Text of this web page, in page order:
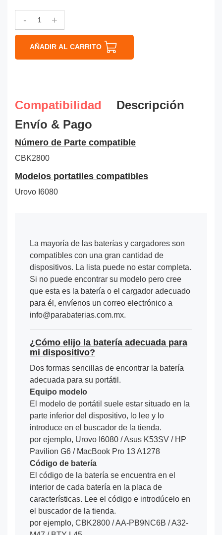
- +
AÑADIR AL CARRITO
Compatibilidad
Descripción
Envío & Pago
Número de Parte compatible
CBK2800
Modelos portatiles compatibles
Urovo I6080
La mayoría de las baterías y cargadores son
compatibles con una gran cantidad de
dispositivos. La lista puede no estar completa.
Si no puede encontrar su modelo pero cree
que esta es la batería o el cargador adecuado
para él, envíenos un correo electrónico a
info@parabaterias.com.mx.
¿Cómo elijo la batería adecuada para
mi dispositivo?
Dos formas sencillas de encontrar la batería
adecuada para su portátil.
Equipo modelo
El modelo de portátil suele estar situado en la
parte inferior del dispositivo, lo lee y lo
introduce en el buscador de la tienda.
por ejemplo, Urovo I6080 / Asus K53SV / HP
Pavilion G6 / MacBook Pro 13 A1278
Código de batería
El código de la batería se encuentra en el
interior de cada batería en la placa de
características. Lee el código e introdúcelo en
el buscador de la tienda.
por ejemplo, CBK2800 / AA-PB9NC6B / A32-